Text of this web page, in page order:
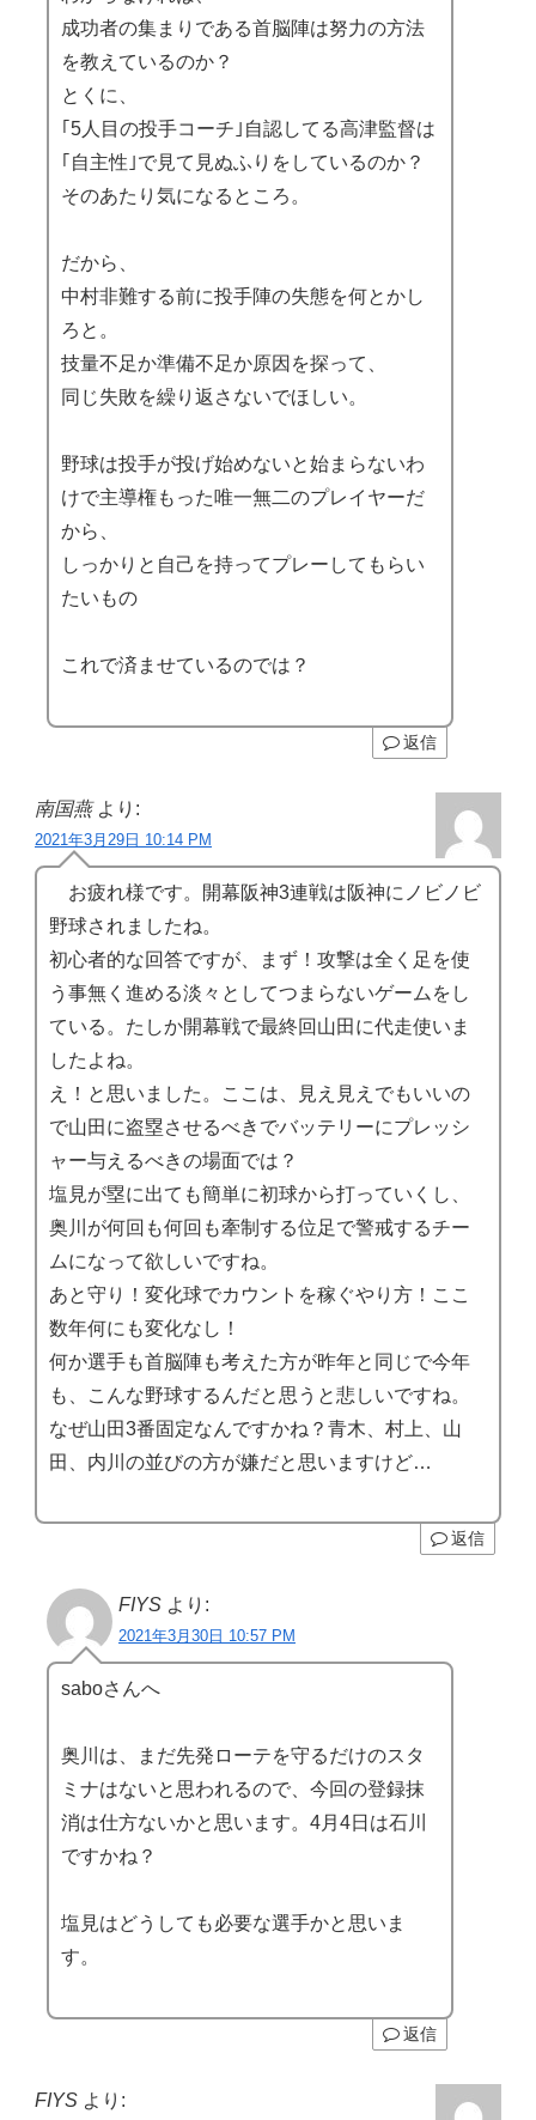
成功者の集まりである首脳陣は努力の方法
を教えているのか？
とくに、
｢5人目の投手コーチ｣自認してる高津監督は
｢自主性｣で見て見ぬふりをしているのか？
そのあたり気になるところ。
だから、
中村非難する前に投手陣の失態を何とかし
ろと。
技量不足か準備不足か原因を探って、
同じ失敗を繰り返さないでほしい。
野球は投手が投げ始めないと始まらないわ
けで主導権もった唯一無二のプレイヤーだ
から、
しっかりと自己を持ってプレーしてもらい
たいもの
これで済ませているのでは？
返信
南国燕 より:
2021年3月29日 10:14 PM
お疲れ様です。開幕阪神3連戦は阪神にノビノビ
野球されましたね。
初心者的な回答ですが、まず！攻撃は全く足を使
う事無く進める淡々としてつまらないゲームをし
ている。たしか開幕戦で最終回山田に代走使いま
したよね。
え！と思いました。ここは、見え見えでもいいの
で山田に盗塁させるべきでバッテリーにプレッシ
ャー与えるべきの場面では？
塩見が塁に出ても簡単に初球から打っていくし、
奥川が何回も何回も牽制する位足で警戒するチー
ムになって欲しいですね。
あと守り！変化球でカウントを稼ぐやり方！ここ
数年何にも変化なし！
何か選手も首脳陣も考えた方が昨年と同じで今年
も、こんな野球するんだと思うと悲しいですね。
なぜ山田3番固定なんですかね？青木、村上、山
田、内川の並びの方が嫌だと思いますけど…
返信
FIYS より:
2021年3月30日 10:57 PM
saboさんへ
奥川は、まだ先発ローテを守るだけのスタ
ミナはないと思われるので、今回の登録抹
消は仕方ないかと思います。4月4日は石川
ですかね？
塩見はどうしても必要な選手かと思いま
す。
返信
FIYS より: